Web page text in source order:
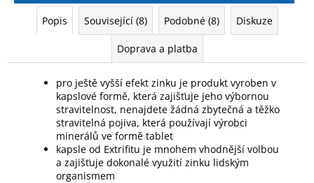
Popis Související (8) Podobné (8) Diskuze
Doprava a platba
pro ještě vyšší efekt zinku je produkt vyroben v
kapslové formě, která zajišťuje jeho výbornou
stravitelnost, nenajdete žádná zbytečná a těžko
stravitelná pojiva, která používají výrobci
minerálů ve formě tablet
kapsle od Extrifitu je mnohem vhodnější volbou
a zajišťuje dokonalé využití zinku lidským
organismem